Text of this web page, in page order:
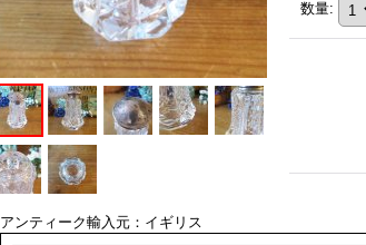
数量:
アンティーク輸入元：イギリス